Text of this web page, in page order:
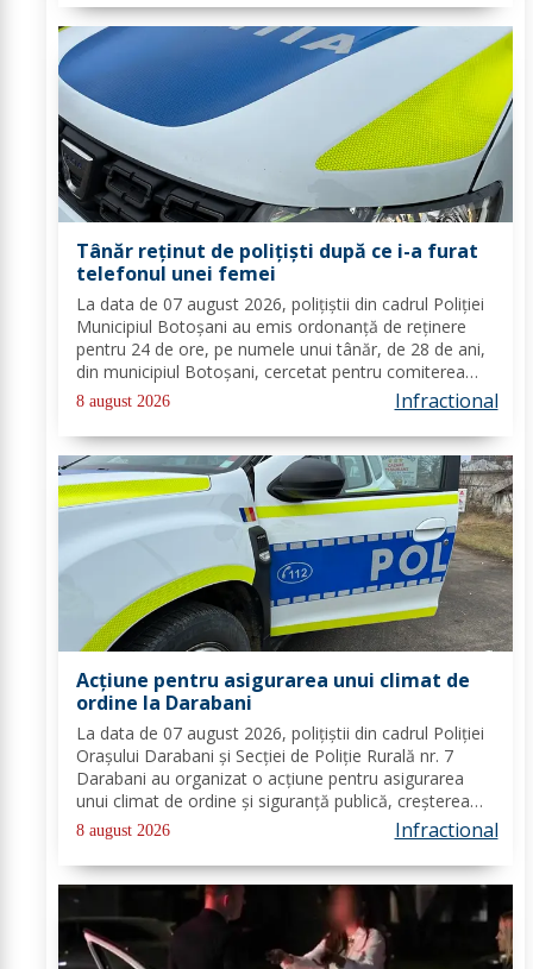
Tânăr reținut de polițiști după ce i-a furat
telefonul unei femei
La data de 07 august 2026, polițiștii din cadrul Poliției
Municipiul Botoșani au emis ordonanță de reținere
pentru 24 de ore, pe numele unui tânăr, de 28 de ani,
din municipiul Botoșani, cercetat pentru comiterea
infracțiunii de furt. În urma probatoriului administrat,
s-a stabilit faptul că, în...
8 august 2026 Infractional
Acțiune pentru asigurarea unui climat de
ordine la Darabani
La data de 07 august 2026, polițiștii din cadrul Poliției
Orașului Darabani și Secției de Poliție Rurală nr. 7
Darabani au organizat o acțiune pentru asigurarea
unui climat de ordine și siguranță publică, creșterea
gradului de siguranță rutieră și combaterea faptelor
antisociale, în localitatea...
8 august 2026 Infractional